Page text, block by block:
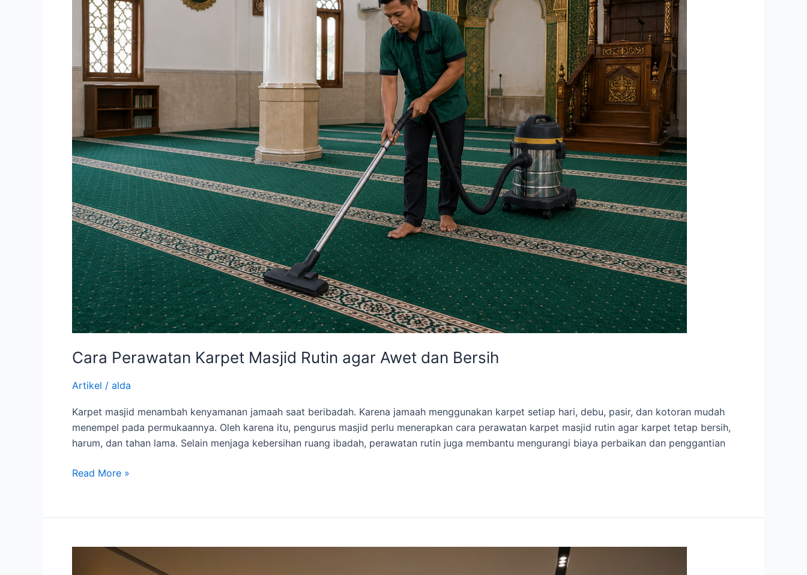
Cara Perawatan Karpet Masjid Rutin agar Awet dan Bersih
Artikel / alda
Karpet masjid menambah kenyamanan jamaah saat beribadah. Karena jamaah menggunakan karpet setiap hari, debu, pasir, dan kotoran mudah
menempel pada permukaannya. Oleh karena itu, pengurus masjid perlu menerapkan cara perawatan karpet masjid rutin agar karpet tetap bersih,
harum, dan tahan lama. Selain menjaga kebersihan ruang ibadah, perawatan rutin juga membantu mengurangi biaya perbaikan dan penggantian
Awet
Bersih
Read More »